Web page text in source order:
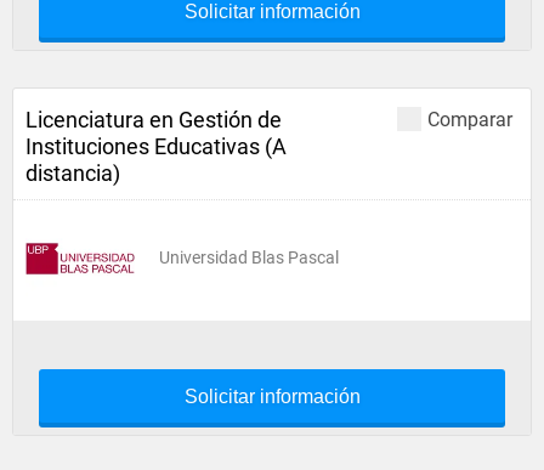
Solicitar información
Comparar
Licenciatura en Gestión de
Instituciones Educativas (A
distancia)
Universidad Blas Pascal
Solicitar información